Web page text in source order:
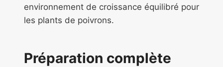
environnement de croissance équilibré pour
les plants de poivrons.
Préparation complète